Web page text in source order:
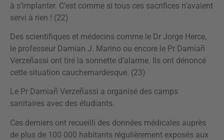
à s’implanter. C’est comme si tous ces sacrifices n’avaient
servi à rien ! (22)
Des scientifiques et médecins comme le Dr Jorge Herce,
le professeur Damian J. Marino ou encore le Pr Damiañ
Verzeñassi ont tiré la sonnette d’alarme. Ils ont dénoncé
cette situation cauchemardesque. (23)
Le Pr Damiañ Verzeñassi a organisé des camps
sanitaires avec des étudiants.
Ces derniers ont recueilli des données médicales auprès
de plus de 100 000 habitants régulièrement exposés aux